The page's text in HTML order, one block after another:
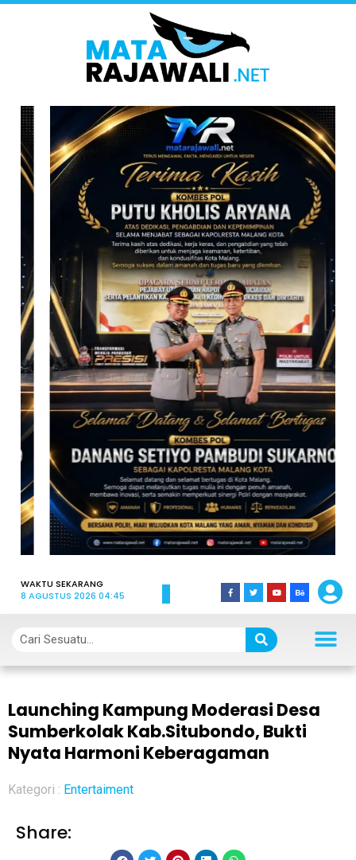
WAKTU SEKARANG
8 AGUSTUS 2026 04:45
Launching Kampung Moderasi Desa
Sumberkolak Kab.Situbondo, Bukti
Nyata Harmoni Keberagaman
Kategori : Entertaiment
Share: